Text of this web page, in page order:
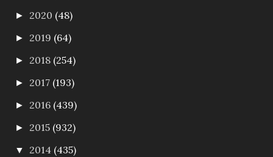
► 2020 (48)
► 2019 (64)
► 2018 (254)
► 2017 (193)
► 2016 (439)
► 2015 (932)
▼ 2014 (435)